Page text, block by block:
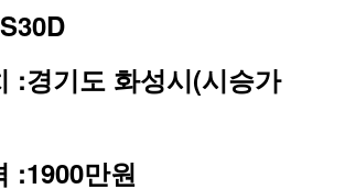
:경기도 화성시(시승가
:1900만원